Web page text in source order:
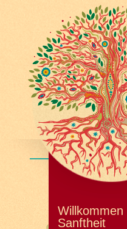
Willkommen
Sanftheit